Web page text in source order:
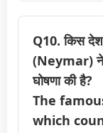
Q10. किस देश
(Neymar) ने
घोषणा की है?
The
which